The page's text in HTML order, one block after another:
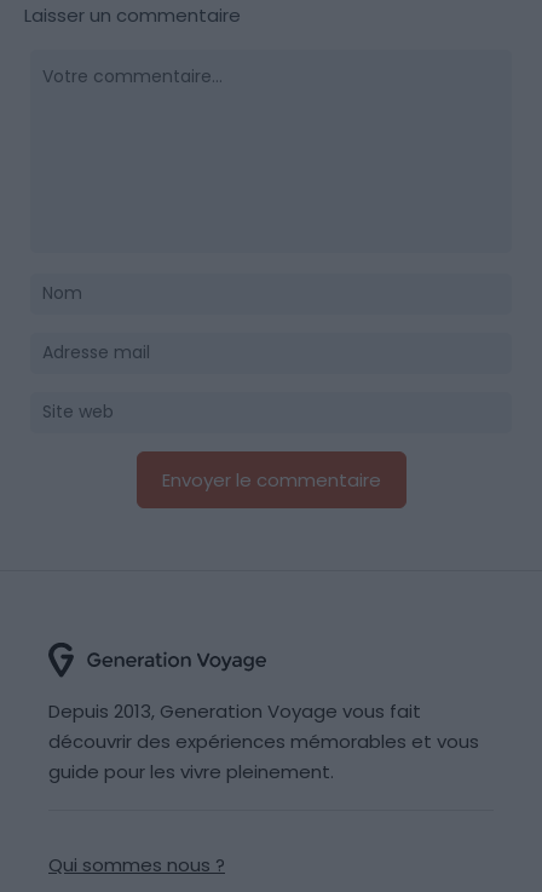
Laisser un commentaire
Depuis 2013, Generation Voyage vous fait
découvrir des expériences mémorables et vous
guide pour les vivre pleinement.
Qui sommes nous ?